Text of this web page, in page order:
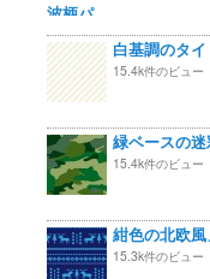
白基調のタ
15.4k件のビュー
緑ベースの
15.4k件のビュー
紺色の北欧
15.3k件のビュー